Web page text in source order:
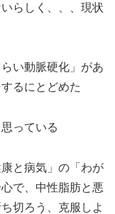
らしく、、、現状
い動脈硬化」があ
るにとどめた
っている
と病気」の「わが
で、中性脂肪と悪
切ろう、克服しよ